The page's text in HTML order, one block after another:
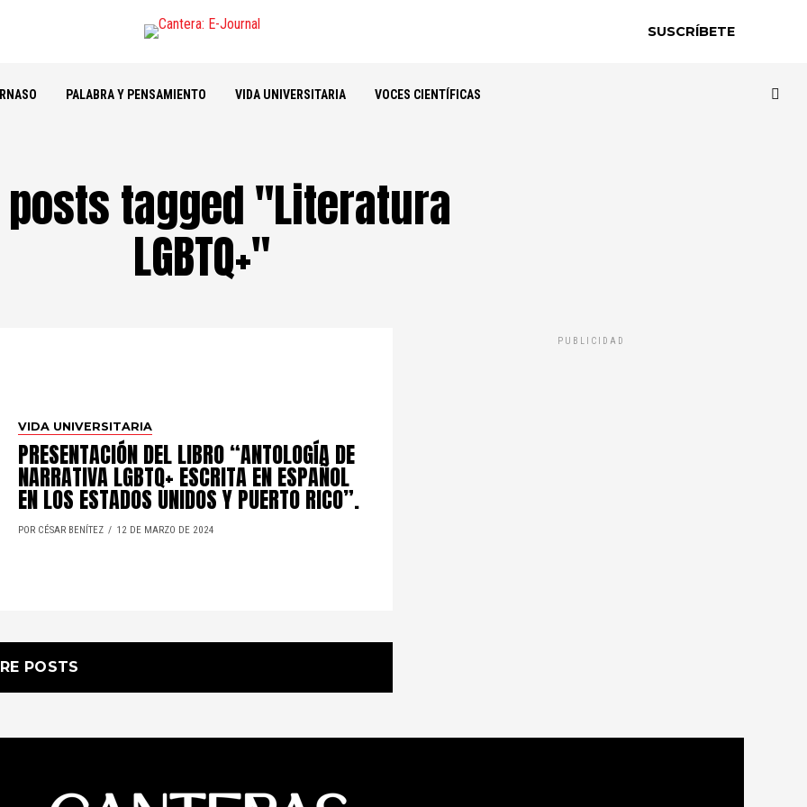
SUSCRÍBETE
PALABRA Y PENSAMIENTO VIDA UNIVERSITARIA VOCES CIENTÍFICAS
tagged "Literatura
LGBTQ+"
VIDA UNIVERSITARIA
PRESENTACIÓN DEL LIBRO “ANTOLOGÍA DE
NARRATIVA LGBTQ+ ESCRITA EN ESPAÑOL
EN LOS ESTADOS UNIDOS Y PUERTO RICO”.
POR CÉSAR BENÍTEZ 12 DE MARZO DE 2024
POSTS
PUBLICIDAD